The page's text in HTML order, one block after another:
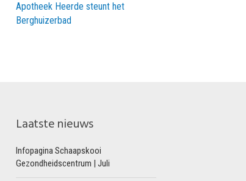
Apotheek Heerde steunt het
Berghuizerbad
Laatste nieuws
Infopagina Schaapskooi
Gezondheidscentrum | Juli